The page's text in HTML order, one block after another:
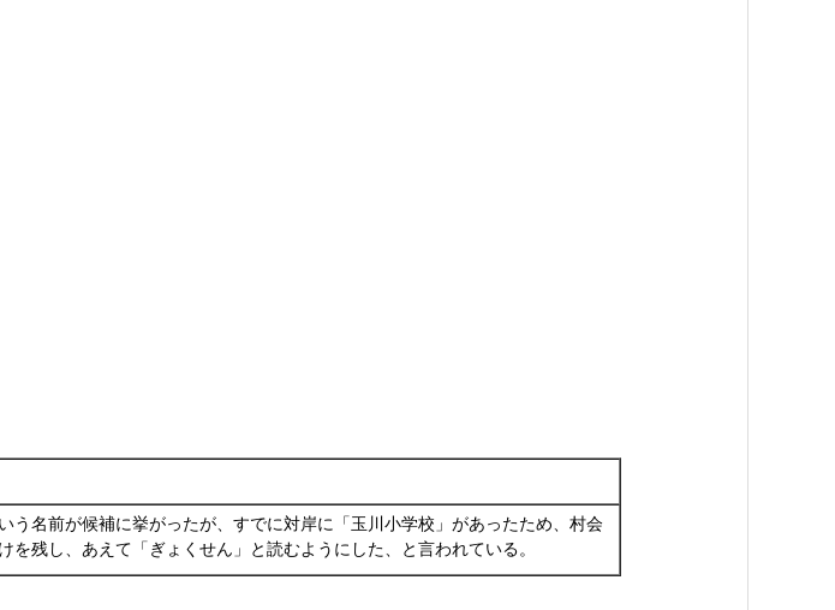
名前が候補に挙がったが、すでに対岸に「玉川小学校」があったため、村会
残し、あえて「ぎょくせん」と読むようにした、と言われている。